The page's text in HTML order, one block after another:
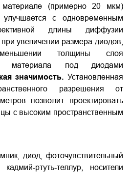
материале (примерно 20 мкм)
с одновременным
длины диффузии
увеличении размера диодов,
толщины слоя
материала под диодами
значимость. Установленная
разрешения от
позволит проектировать
с высоким пространственным
диод, фоточувствительный
ртуть-теллур, носители